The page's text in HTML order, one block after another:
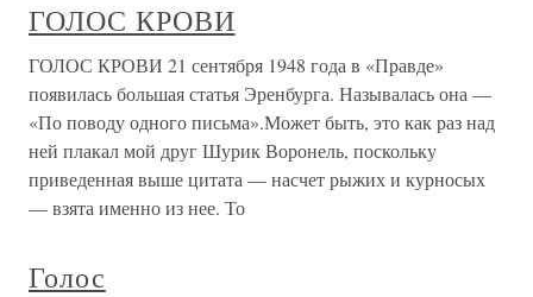
ГОЛОС КРОВИ
ГОЛОС КРОВИ 21 сентября 1948 года в «Правде»
появилась большая статья Эренбурга. Называлась она —
«По поводу одного письма».Может быть, это как раз над
ней плакал мой друг Шурик Воронель, поскольку
приведенная выше цитата — насчет рыжих и курносых
— взята именно из нее. То
Голос